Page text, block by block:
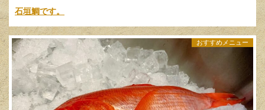
石垣鯛です。
おすすめメニュー